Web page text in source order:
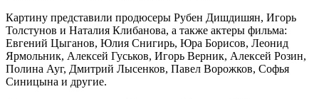
Картину представили продюсеры Рубен Дишдишян, Игорь
Толстунов и Наталия Клибанова, а также актеры фильма:
Евгений Цыганов, Юлия Снигирь, Юра Борисов, Леонид
Ярмольник, Алексей Гуськов, Игорь Верник, Алексей Розин,
Полина Ауг, Дмитрий Лысенков, Павел Ворожков, Софья
Синицына и другие.